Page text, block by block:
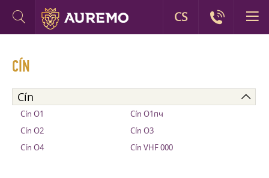
CÍN
Cín
Cín O1
Cín О1пч
Cín O2
Cín О3
Cín О4
Cín VHF 000
CS